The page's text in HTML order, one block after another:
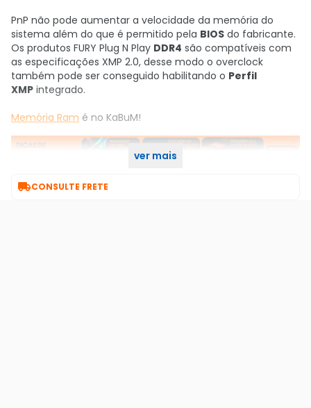
PnP não pode aumentar a velocidade da memória do
sistema além do que é permitido pela BIOS do fabricante.
Os produtos FURY Plug N Play DDR4 são compatíveis com
as especificações XMP 2.0, desse modo o overclock
também pode ser conseguido habilitando o Perfil
XMP integrado.
Memória Ram é no KaBuM!
ver mais
CONSULTE FRETE